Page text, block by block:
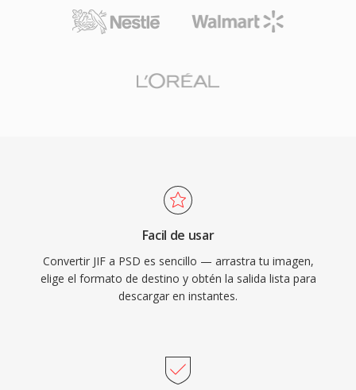
Facil de usar
Convertir JIF a PSD es sencillo — arrastra tu imagen,
elige el formato de destino y obtén la salida lista para
descargar en instantes.